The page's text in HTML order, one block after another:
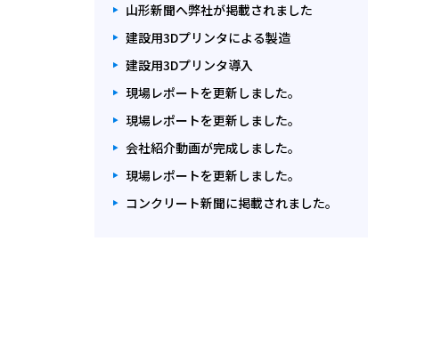
山形新聞へ弊社が掲載されました
建設用3Dプリンタによる製造
建設用3Dプリンタ導入
現場レポートを更新しました。
現場レポートを更新しました。
会社紹介動画が完成しました。
現場レポートを更新しました。
コンクリート新聞に掲載されました。